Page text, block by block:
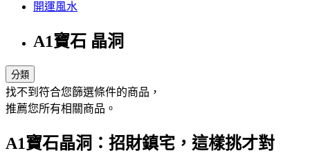
開運風水
A1寶石 晶洞
分類
找不到符合您篩選條件的商品，
推薦您所有相關商品。
A1寶石晶洞：招財鎮宅，這樣挑才對